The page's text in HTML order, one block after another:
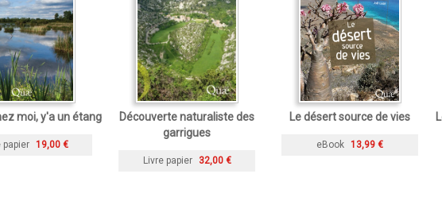
moi, y'a un étang
papier 19,00 €
Découverte naturaliste des
garrigues
Livre papier 32,00 €
Le désert source de vies
eBook 13,99 €